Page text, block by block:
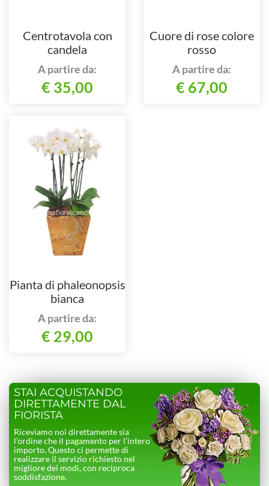
Centrotavola con
candela
A partire da:
€ 35,00
Cuore di rose colore
rosso
A partire da:
€ 67,00
Pianta di phaleonopsis
bianca
A partire da:
€ 29,00
STAI ACQUISTANDO
DIRETTAMENTE DAL
FIORISTA
Riceviamo noi direttamente sia
l’ordine che il pagamento per l’intero
importo. Questo ci permette di
realizzare il servizio richiesto nel
migliore dei modi, con reciproca
soddisfazione.